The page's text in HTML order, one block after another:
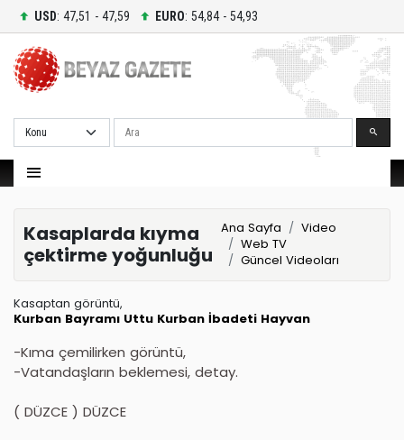
USD: 47,51 - 47,59 EURO: 54,84 - 54,93
Ara
Kasaplarda kıyma
çektirme yoğunluğu
Ana Sayfa
Video
Web TV
Güncel Videoları
Kasaptan görüntü,
Kurban Bayramı Uttu Kurban İbadeti Hayvan
-Kıma çemilirken görüntü,
-Vatandaşların beklemesi, detay.
( DÜZCE ) DÜZCE